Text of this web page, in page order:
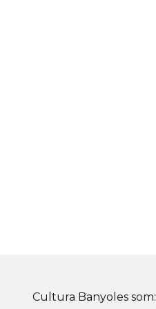
Cultura Banyoles som: